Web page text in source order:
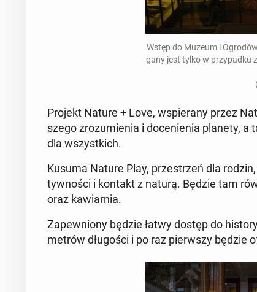
Wstęp do Muzeum i
ga­ny jest tylko w przy­pad­ku
Projekt Nature + Love, wspie­ra­ny przez
sze­go zro­zu­mie­nia i do­ce­nie­nia planety,
dla wszyst­kich.
Kusuma Nature Play, prze­strzeń dla
tyw­no­ści i kontakt z naturą. Będzie tam
oraz ka­wiar­nia.
Za­pew­nio­ny będzie łatwy dostęp do
metrów dłu­go­ści i po raz pierw­szy będzie